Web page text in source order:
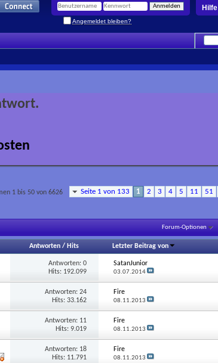
Hilfe
Angemeldet bleiben?
Seite 1 von 133 1 2 3 4 5 11 51
1 bis 50 von 6626
Forum-Optionen
Antworten/ Hits Letzter Beitrag von
Antworten:0
Hits: 192.099
SatanJunior
03.07.2014
Antworten:24
Hits: 33.162
Fire
08.11.2013
Antworten: 11
Hits: 9.019
Fire
08.11.2013
Antworten: 18
Hits: 11.791
Fire
08.11.2013